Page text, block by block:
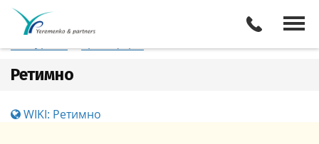
Греция
Ретимно
WIKI: Ретимно